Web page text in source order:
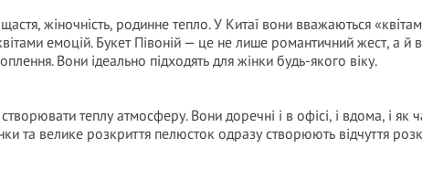
жіночність, родинне тепло. У Китаї вони вважаються
емоцій. Букет Півоній — це не лише романтичний жест, а й
Вони ідеально підходять для жінки будь-якого віку.
теплу атмосферу. Вони доречні і в офісі, і вдома, і як
та велике розкриття пелюсток одразу створюють відчуття